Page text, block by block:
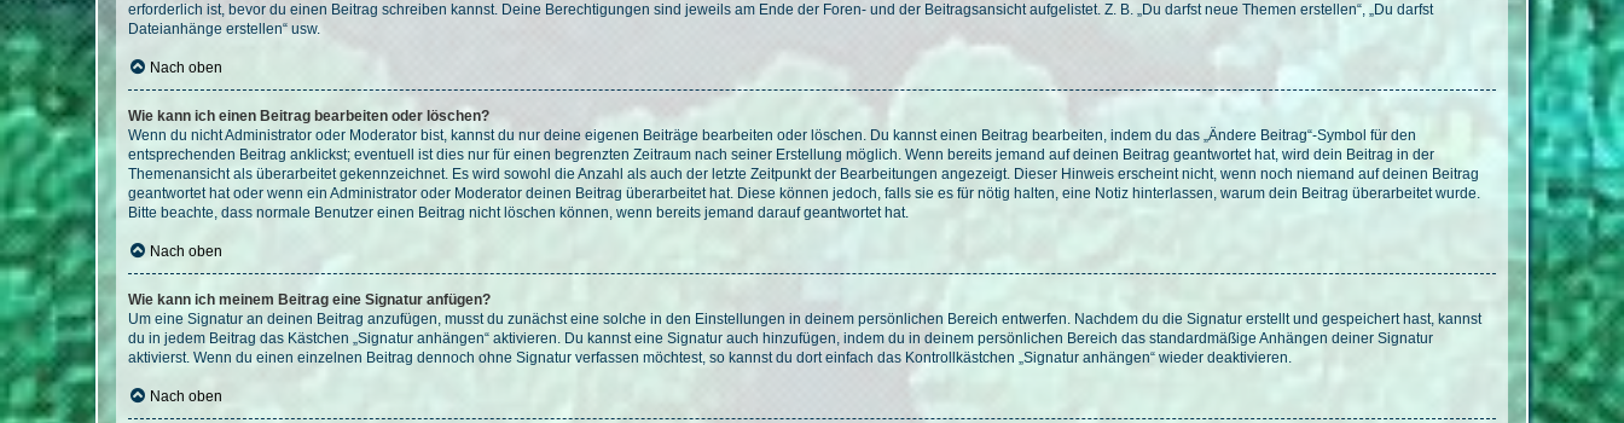
erforderlich ist, bevor du einen Beitrag schreiben kannst. Deine Berechtigungen sind jeweils am Ende der Foren- und der Beitragsansicht aufgelistet. Z. B. „Du darfst neue Themen erstellen“, „Du darfst
Dateianhänge erstellen“ usw.
Nach oben
Wie kann ich einen Beitrag bearbeiten oder löschen?
Wenn du nicht Administrator oder Moderator bist, kannst du nur deine eigenen Beiträge bearbeiten oder löschen. Du kannst einen Beitrag bearbeiten, indem du das „Ändere Beitrag“-Symbol für den
entsprechenden Beitrag anklickst; eventuell ist dies nur für einen begrenzten Zeitraum nach seiner Erstellung möglich. Wenn bereits jemand auf deinen Beitrag geantwortet hat, wird dein Beitrag in der
Themenansicht als überarbeitet gekennzeichnet. Es wird sowohl die Anzahl als auch der letzte Zeitpunkt der Bearbeitungen angezeigt. Dieser Hinweis erscheint nicht, wenn noch niemand auf deinen Beitrag
geantwortet hat oder wenn ein Administrator oder Moderator deinen Beitrag überarbeitet hat. Diese können jedoch, falls sie es für nötig halten, eine Notiz hinterlassen, warum dein Beitrag überarbeitet wurde.
Bitte beachte, dass normale Benutzer einen Beitrag nicht löschen können, wenn bereits jemand darauf geantwortet hat.
Nach oben
Wie kann ich meinem Beitrag eine Signatur anfügen?
Um eine Signatur an deinen Beitrag anzufügen, musst du zunächst eine solche in den Einstellungen in deinem persönlichen Bereich entwerfen. Nachdem du die Signatur erstellt und gespeichert hast, kannst
du in jedem Beitrag das Kästchen „Signatur anhängen“ aktivieren. Du kannst eine Signatur auch hinzufügen, indem du in deinem persönlichen Bereich das standardmäßige Anhängen deiner Signatur
aktivierst. Wenn du einen einzelnen Beitrag dennoch ohne Signatur verfassen möchtest, so kannst du dort einfach das Kontrollkästchen „Signatur anhängen“ wieder deaktivieren.
Nach oben